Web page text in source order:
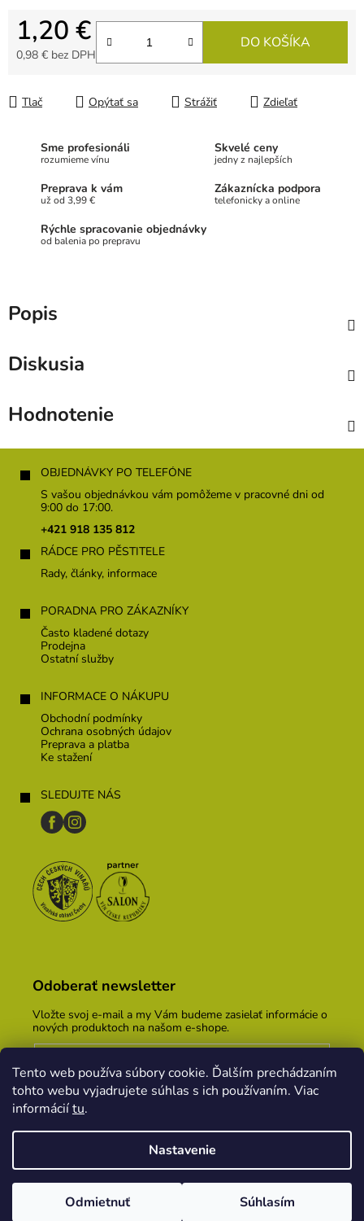
Tento web používa súbory cookie. Ďalším prechádzaním
tohto webu vyjadrujete súhlas s ich používaním. Viac
informáciítu.
Nastavenie
Odmietnuť Súhlasím
1,20 €
0,98 € bez DPH
DO KOŠÍKA
Tlač Opýtať sa Strážiť Zdieľať
Sme profesionáli
rozumieme vínu
Skvelé ceny
jedny z najlepších
Preprava k vám
už od 3,99 €
Zákaznícka podpora
telefonicky a online
Rýchle spracovanie objednávky
od balenia po prepravu
Popis
Diskusia
Hodnotenie
OBJEDNÁVKY PO TELEFÓNE
S vašou objednávkou vám pomôžeme v pracovné dni od
9:00 do 17:00.
+421 918 135 812
RÁDCE PRO PĚSTITELE
Rady, články, informace
PORADNA PRO ZÁKAZNÍKY
Často kladené dotazy
Prodejna
Ostatní služby
INFORMACE O NÁKUPU
Obchodní podmínky
Ochrana osobných údajov
Preprava a platba
Ke stažení
SLEDUJTE NÁS
Odoberať newsletter
Vložte svoj e-mail a my Vám budeme zasielať informácie o
nových produktoch na našom e-shope.
Vložením e-mailu súhlasíte s podmienkami ochrany
osobných údajov
PRIHLÁSIŤ SA
Vytvoril Shoptet
PekneWeby